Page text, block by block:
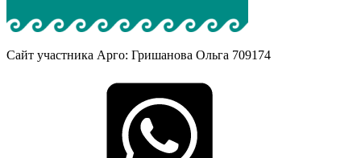
Сайт участника Арго: Гришанова Ольга 709174